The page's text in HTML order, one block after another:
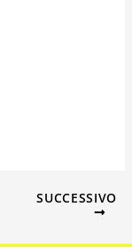
SUCCESSIVO